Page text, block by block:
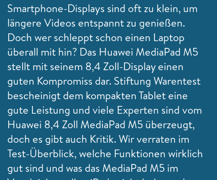
Smartphone-Displays sind oft zu klein, um
längere Videos entspannt zu genießen.
Doch wer schleppt schon einen Laptop
überall mit hin? Das Huawei MediaPad M5
stellt mit seinem 8,4 Zoll-Display einen
guten Kompromiss dar. Stiftung Warentest
bescheinigt dem kompakten Tablet eine
gute Leistung und viele Experten sind vom
Huawei 8,4 Zoll MediaPad M5 überzeugt,
doch es gibt auch Kritik. Wir verraten im
Test-Überblick, welche Funktionen wirklich
gut sind und was das MediaPad M5 im